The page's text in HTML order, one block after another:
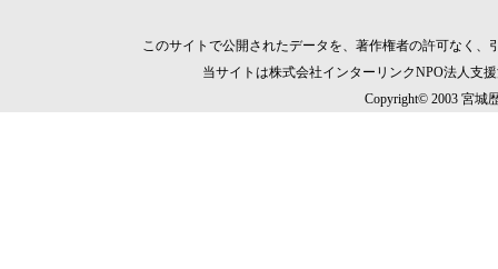
このサイトで公開されたデータを、著作権者の許可なく
当サイトは株式会社インターリンクNPO法人支
Copyright© 2003 宮城